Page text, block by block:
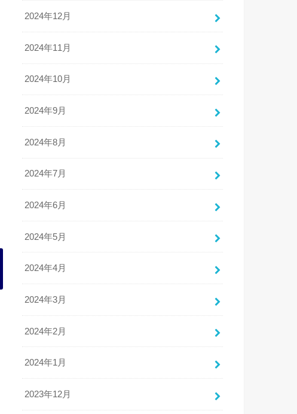
2024年12月
2024年11月
2024年10月
2024年9月
2024年8月
2024年7月
2024年6月
2024年5月
2024年4月
2024年3月
2024年2月
2024年1月
2023年12月